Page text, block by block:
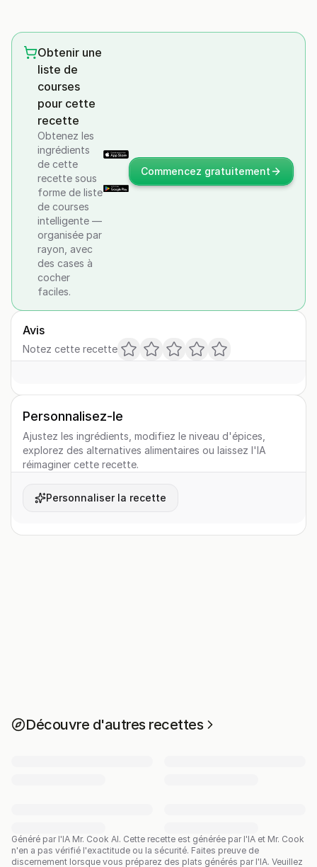
Obtenir une
liste de
courses
pour cette
recette
Obtenez les
ingrédients
de cette
recette sous
forme de liste
de courses
intelligente —
organisée par
rayon, avec
des cases à
cocher
faciles.
Commencez gratuitement
Avis
Notez cette recette
Personnalisez-le
Ajustez les ingrédients, modifiez le niveau d'épices,
explorez des alternatives alimentaires ou laissez l'IA
réimaginer cette recette.
Personnaliser la recette
Découvre d'autres recettes
Généré par l'IA Mr. Cook AI. Cette recette est générée par l'IA et Mr. Cook
n'en a pas vérifié l'exactitude ou la sécurité. Faites preuve de
discernement lorsque vous préparez des plats générés par l'IA. Veuillez